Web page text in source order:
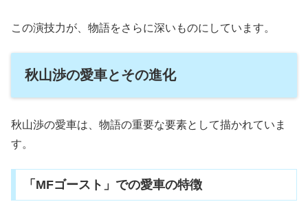
この演技力が、物語をさらに深いものにしています。
秋山渉の愛車とその進化
秋山渉の愛車は、物語の重要な要素として描かれていま
す。
「MFゴースト」での愛車の特徴